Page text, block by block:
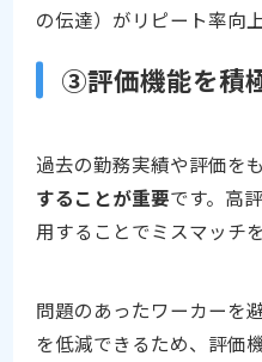
の伝達）がリピート率向
③評価機能を積
過去の勤務実績や評価を
することが重要です。高
用することでミスマッチ
問題のあったワーカーを
を低減できるため、評価